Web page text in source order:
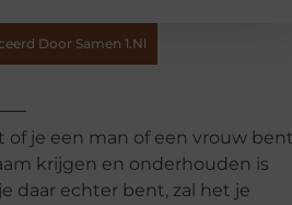
Door Samen 1.nl
of je een man of een vrouw
krijgen en onderhouden is
daar echter bent, zal het je